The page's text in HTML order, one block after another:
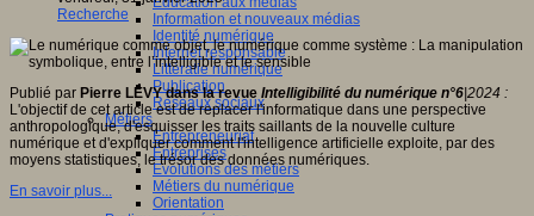
Information et nouveaux médias
Identité numérique
Internet responsable
Littératie numérique
Publication
Réseaux sociaux
Métiers
Entrepreneuriat
Entreprises
Evolutions des métiers
Métiers du numérique
Orientation
Recherche
Publié par Pierre LÉVY dans la revue Intelligibilité du numérique n°6 |2024 :
L'objectif de cet article est de replacer l'informatique dans une perspective
anthropologique, d'esquisser les traits saillants de la nouvelle culture
numérique et d'expliquer comment l'intelligence artificielle exploite, par des
moyens statistiques, le trésor des données numériques.
En savoir plus...